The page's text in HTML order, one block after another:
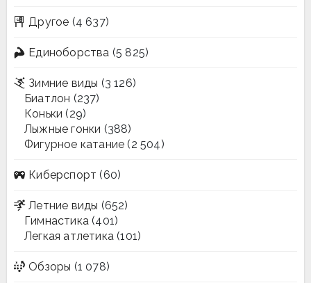
Другое (4 637)
Единоборства (5 825)
Зимние виды (3 126)
Биатлон (237)
Коньки (29)
Лыжные гонки (388)
Фигурное катание (2 504)
Киберспорт (60)
Летние виды (652)
Гимнастика (401)
Легкая атлетика (101)
Обзоры (1 078)